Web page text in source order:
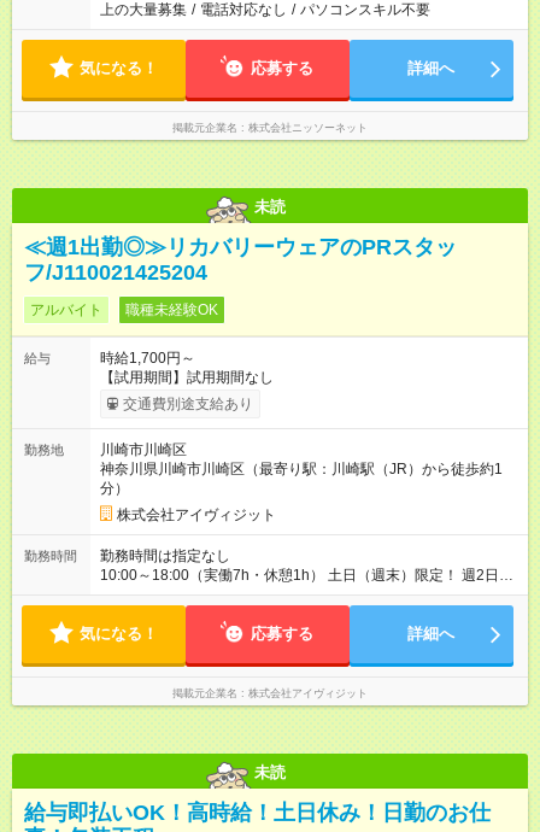
上の大量募集 / 電話対応なし / パソコンスキル不要
気になる！ 応募する 詳細へ
掲載元企業名 株式会社ニッソーネット
未読
≪週1出勤◎≫リカバリーウェアのPRスタッ
フ/J110021425204
アルバイト 職種未経験OK
給与
時給1,700円～
【試用期間】試用期間なし
交通費別途支給あり
勤務地
川崎市川崎区
神奈川県川崎市川崎区（最寄り駅：川崎駅（JR）から徒歩約1
分）
株式会社アイヴィジット
勤務時間
勤務時間は指定なし
10:00～18:00（実働7h・休憩1h） 土日（週末）限定！ 週2日勤
務 ※短期も相談可（1ヵ月～OK）
気になる！ 応募する 詳細へ
掲載元企業名 株式会社アイヴィジット
未読
給与即払いOK！高時給！土日休み！日勤のお仕